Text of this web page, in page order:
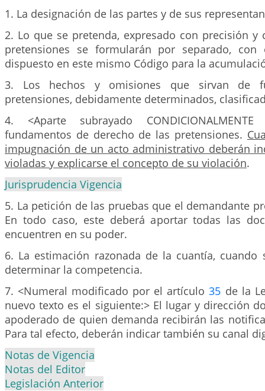
1. La designación de las partes y de sus
2. Lo que se pretenda, expresado con precisión y
pretensiones se formularán por separado, con
dispuesto en este mismo Código para la
3. Los hechos y omisiones que sirvan de
pretensiones, debidamente determinados,
4. <Aparte subrayado CONDICIONALMENTE
fundamentos de derecho de las pretensiones.
impugnación de un acto administrativo deberán
violadas y explicarse el concepto de su violación.
Jurisprudencia Vigencia
5. La petición de las pruebas que el demandante
En todo caso, este deberá aportar todas las
encuentren en su poder.
6. La estimación razonada de la cuantía, cuando
determinar la competencia.
7. <Numeral modificado por el artículo35 de la
nuevo texto es el siguiente:> El lugar y dirección
apoderado de quien demanda recibirán las
Para tal efecto, deberán indicar también su canal
Notas de Vigencia
Notas del Editor
Legislación Anterior